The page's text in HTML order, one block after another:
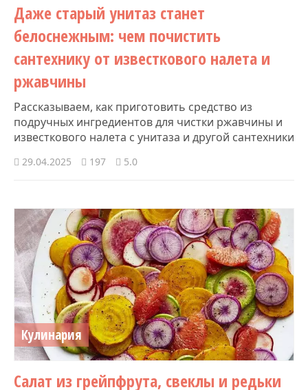
Даже старый унитаз станет
белоснежным: чем почистить
сантехнику от известкового налета и
ржавчины
Рассказываем, как приготовить средство из
подручных ингредиентов для чистки ржавчины и
известкового налета с унитаза и другой сантехники
29.04.2025 197 5.0
Кулинария
Салат из грейпфрута, свеклы и редьки